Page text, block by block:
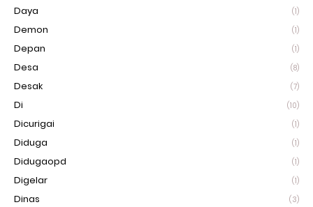
Daya (1)
Demon (1)
Depan (1)
Desa (8)
Desak (7)
Di (10)
Dicurigai (1)
Diduga (1)
Didugaopd (1)
Digelar (1)
Dinas (3)